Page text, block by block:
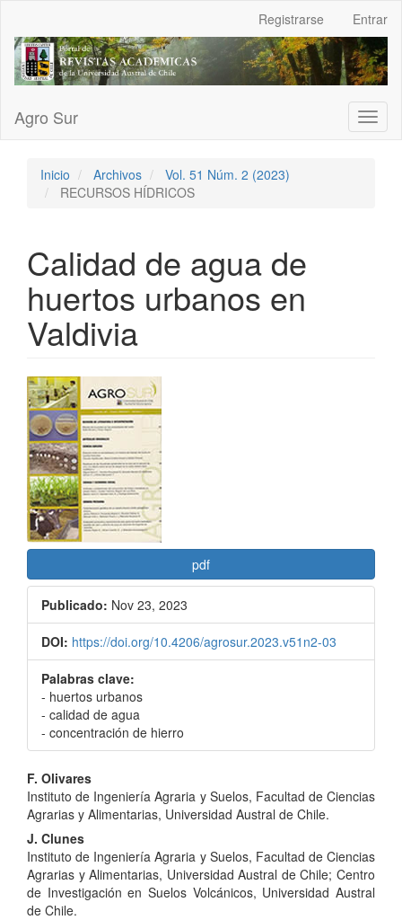
Contenido
principal
Barra
Registrarse Entrar
Agro Sur
Inicio Archivos
Vol. 51 Núm. 2 (2023)
RECURSOS HÍDRICOS
Calidad de agua de
huertos urbanos en
Valdivia
Barra
lateral
del
artículo
pdf
Publicado: Nov 23, 2023
DOI: https://doi.org/10.4206/agrosur.2023.v51n2-03
Palabras clave:
- huertos urbanos
- calidad de agua
- concentración de hierro
Contenido
principal
del
artículo
F. Olivares
Instituto de Ingeniería Agraria y Suelos, Facultad de Ciencias
Agrarias y Alimentarias, Universidad Austral de Chile.
J. Clunes
Instituto de Ingeniería Agraria y Suelos, Facultad de Ciencias
Agrarias y Alimentarias, Universidad Austral de Chile; Centro
de Investigación en Suelos Volcánicos, Universidad Austral
de Chile.